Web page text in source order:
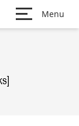
Menu